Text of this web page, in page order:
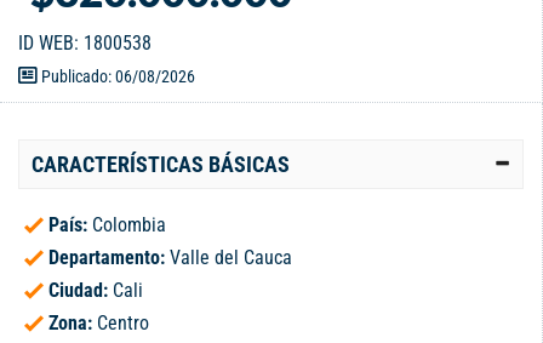
ID WEB: 1800538
Publicado: 06/08/2026
CARACTERÍSTICAS BÁSICAS
País: Colombia
Departamento: Valle del Cauca
Ciudad: Cali
Zona: Centro